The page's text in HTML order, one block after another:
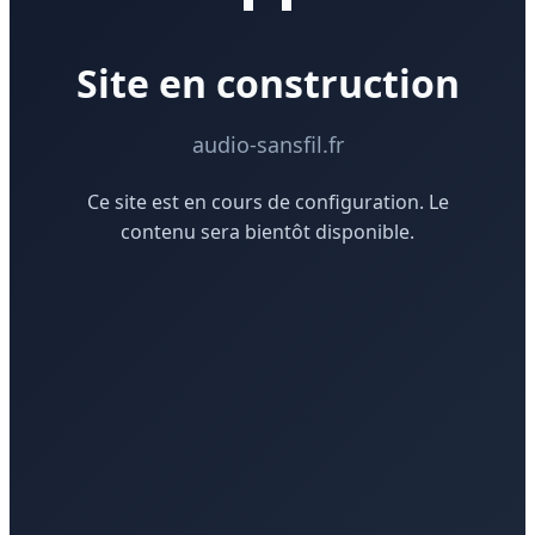
Site en construction
audio-sansfil.fr
Ce site est en cours de configuration. Le
contenu sera bientôt disponible.